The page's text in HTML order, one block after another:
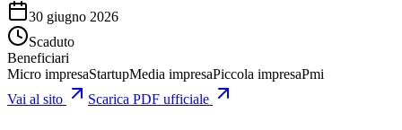
30 giugno 2026
Scaduto
Beneficiari
Micro impresaStartupMedia impresaPiccola impresaPmi
Vai al sito
Scarica PDF ufficiale